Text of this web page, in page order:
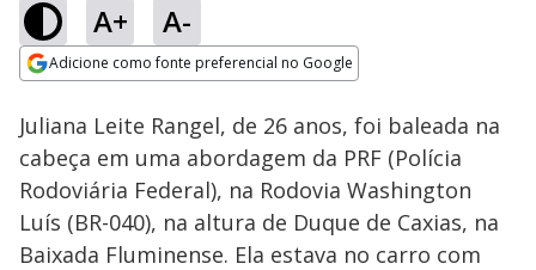
A+ A-
Adicione como fonte preferencial no Google
Ativar
Loaded:
7.61%
Juliana Leite Rangel, de 26 anos, foi baleada na
cabeça em uma abordagem da PRF (Polícia
Rodoviária Federal), na Rodovia Washington
Luís (BR-040), na altura de Duque de Caxias, na
Baixada Fluminense. Ela estava no carro com